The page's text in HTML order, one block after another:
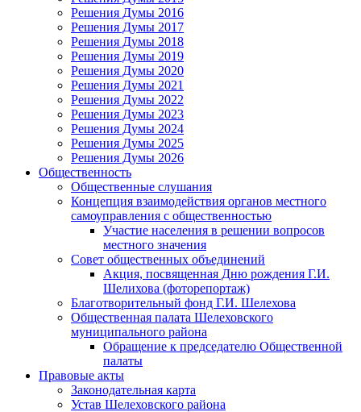
Решения Думы 2016
Решения Думы 2017
Решения Думы 2018
Решения Думы 2019
Решения Думы 2020
Решения Думы 2021
Решения Думы 2022
Решения Думы 2023
Решения Думы 2024
Решения Думы 2025
Решения Думы 2026
Общественность
Общественные слушания
Концепция взаимодействия органов местного
самоуправления с общественностью
Участие населения в решении вопросов
местного значения
Совет общественных объединений
Акция, посвященная Дню рождения Г.И.
Шелихова (фоторепортаж)
Благотворительный фонд Г.И. Шелехова
Общественная палата Шелеховского
муниципального района
Обращение к председателю Общественной
палаты
Правовые акты
Законодательная карта
Устав Шелеховского района